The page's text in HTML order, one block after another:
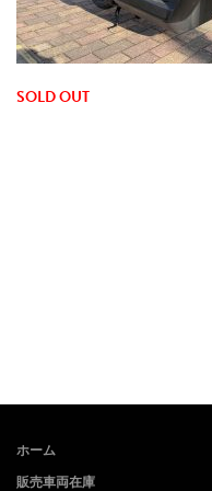
SOLD OUT
ホーム
販売車両在庫